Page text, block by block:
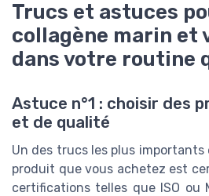
Trucs et astuces
collagène marin et
dans votre routine
Astuce n°1 : choisir des
et de qualité
Un des trucs les plus importants
produit que vous achetez est
certifications telles que ISO ou